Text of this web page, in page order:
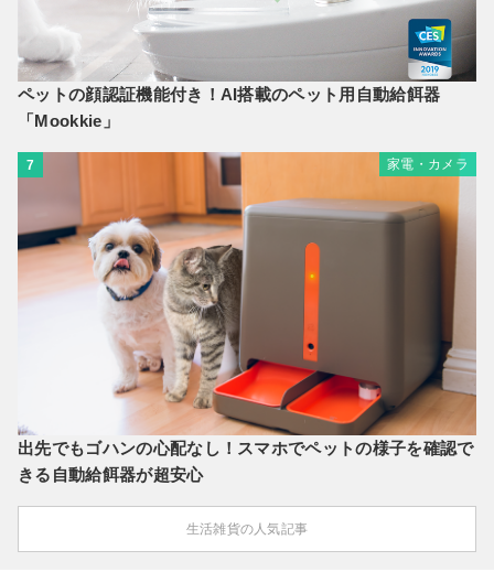
ペットの顔認証機能付き！AI搭載のペット用自動給餌器
「Mookkie」
7 家電・カメラ
出先でもゴハンの心配なし！スマホでペットの様子を確認で
きる自動給餌器が超安心
生活雑貨の人気記事